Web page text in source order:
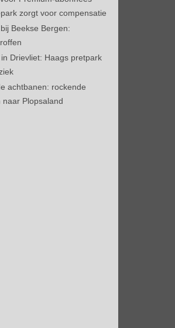
zorgt voor compensatie
Beekse Bergen:
Drievliet: Haags pretpark
achtbanen: rockende
Plopsaland